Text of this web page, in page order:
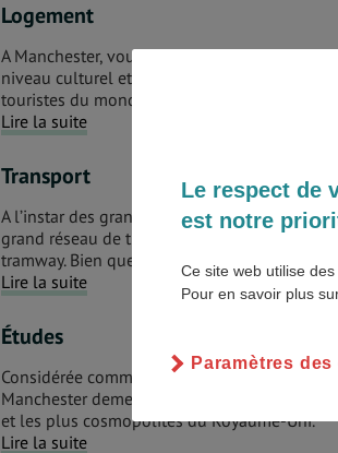
Logement
A Manchester, vous êtes certain de passer
niveau culturel et commercial, cette belle
touristes du monde.
Lire la suite
Transport
A l’instar des grandes villes en Europe,
grand réseau de transport en commun qui
tramway. Bien que les coûts de transport
Lire la suite
Études
Considérée comme le berceau de la
Manchester demeure l’une des villes
et les plus cosmopolites du Royaume-Uni.
Lire la suite
Le respect de
est notre
Ce site web utilise
Pour en savoir plus
Paramètres